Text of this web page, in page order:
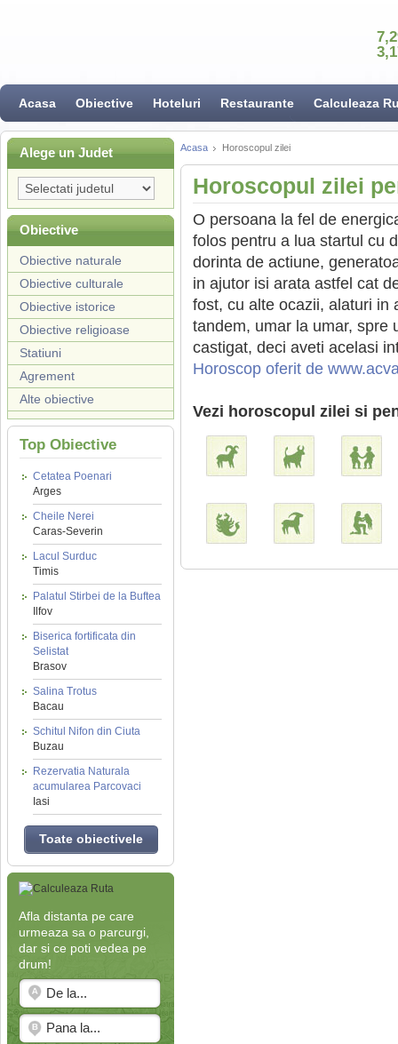
Acasa Obiective Hoteluri Restaurante Calculeaza
Alege un Judet
Obiective
Obiective naturale
Obiective culturale
Obiective istorice
Obiective religioase
Statiuni
Agrement
Alte obiective
Top Obiective
Cetatea Poenari
Arges
Cheile Nerei
Caras-Severin
Lacul Surduc
Timis
Palatul Stirbei de la Buftea
Ilfov
Biserica fortificata din
Selistat
Brasov
Salina Trotus
Bacau
Schitul Nifon din Ciuta
Buzau
Rezervatia Naturala
acumularea Parcovaci
Iasi
Toate obiectivele
Afla distanta pe care
urmeaza sa o parcurgi,
dar si ce poti vedea pe
drum!
Acasa Horoscopul zilei
Horoscopul zilei
O persoana la fel de
folos pentru a lua startul cu
dorinta de actiune,
in ajutor isi arata astfel cat
fost, cu alte ocazii, alaturi in
tandem, umar la umar, spre
castigat, deci aveti acelasi
Horoscop oferit de
Vezi horoscopul zilei si